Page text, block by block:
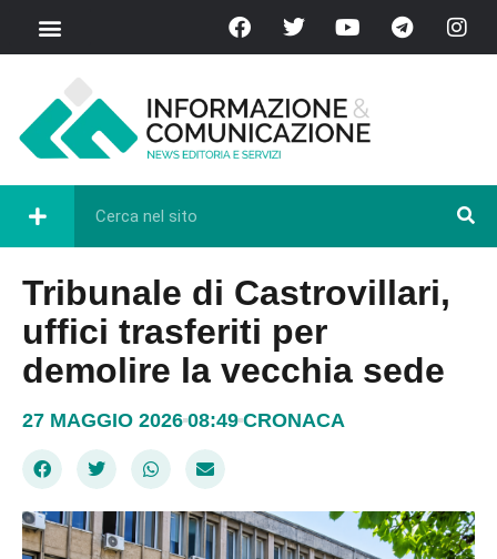
Tribunale di Castrovillari,
uffici trasferiti per
demolire la vecchia sede
27 MAGGIO 2026 08:49 CRONACA